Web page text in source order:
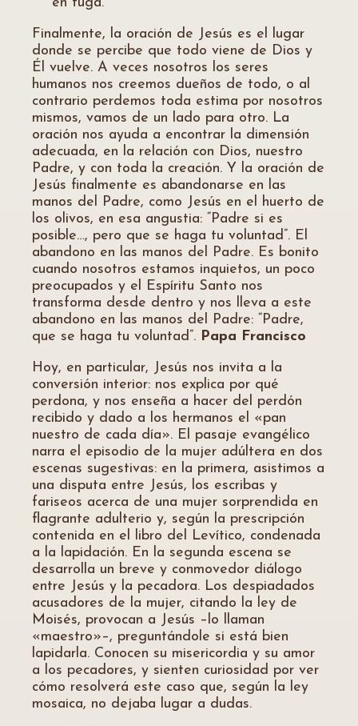
Finalmente, la oración de Jesús es el lugar
donde se percibe que todo viene de Dios y
Él vuelve. A veces nosotros los seres
humanos nos creemos dueños de todo, o al
contrario perdemos toda estima por nosotros
mismos, vamos de un lado para otro. La
oración nos ayuda a encontrar la dimensión
adecuada, en la relación con Dios, nuestro
Padre, y con toda la creación. Y la oración de
Jesús finalmente es abandonarse en las
manos del Padre, como Jesús en el huerto de
los olivos, en esa angustia: “Padre si es
posible…, pero que se haga tu voluntad”. El
abandono en las manos del Padre. Es bonito
cuando nosotros estamos inquietos, un poco
preocupados y el Espíritu Santo nos
transforma desde dentro y nos lleva a este
abandono en las manos del Padre: “Padre,
que se haga tu voluntad”. Papa Francisco
Hoy, en particular, Jesús nos invita a la
conversión interior: nos explica por qué
perdona, y nos enseña a hacer del perdón
recibido y dado a los hermanos el «pan
nuestro de cada día». El pasaje evangélico
narra el episodio de la mujer adúltera en dos
escenas sugestivas: en la primera, asistimos a
una disputa entre Jesús, los escribas y
fariseos acerca de una mujer sorprendida en
flagrante adulterio y, según la prescripción
contenida en el libro del Levítico, condenada
a la lapidación. En la segunda escena se
desarrolla un breve y conmovedor diálogo
entre Jesús y la pecadora. Los despiadados
acusadores de la mujer, citando la ley de
Moisés, provocan a Jesús –lo llaman
«maestro»–, preguntándole si está bien
lapidarla. Conocen su misericordia y su amor
a los pecadores, y sienten curiosidad por ver
cómo resolverá este caso que, según la ley
mosaica, no dejaba lugar a dudas.